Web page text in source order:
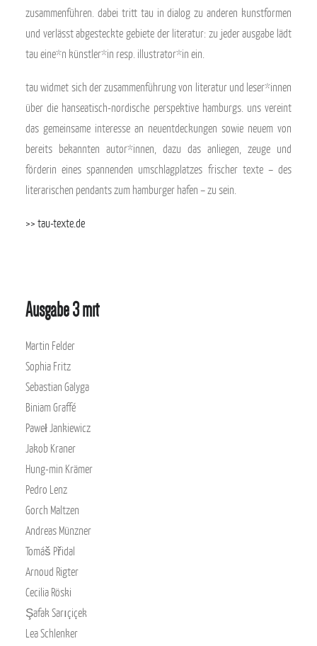
zusammenführen. dabei tritt tau in dialog zu anderen kunstformen
und verlässt abgesteckte gebiete der literatur: zu jeder ausgabe lädt
tau eine*n künstler*in resp. illustrator*in ein.
tau widmet sich der zusammenführung von literatur und leser*innen
über die hanseatisch-nordische perspektive hamburgs. uns vereint
das gemeinsame interesse an neuentdeckungen sowie neuem von
bereits bekannten autor*innen, dazu das anliegen, zeuge und
förderin eines spannenden umschlagplatzes frischer texte – des
literarischen pendants zum hamburger hafen – zu sein.
>> tau-texte.de
Ausgabe 3 mit
Martin Felder
Sophia Fritz
Sebastian Galyga
Biniam Graffé
Paweł Jankiewicz
Jakob Kraner
Hung-min Krämer
Pedro Lenz
Gorch Maltzen
Andreas Münzner
Tomáš Přidal
Arnoud Rigter
Cecilia Röski
Şafak Sarıçiçek
Lea Schlenker